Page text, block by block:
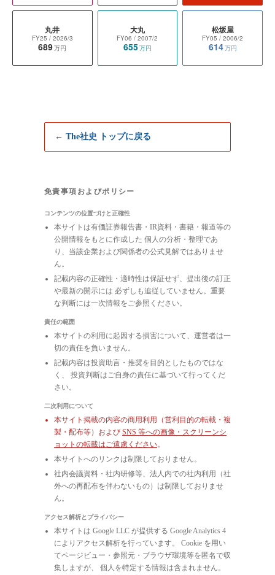
丸井
FY25 / 2026/3
689万円
大丸
FY06 / 2007/2
655万円
松坂屋
FY05 / 2006/2
614万円
← The社史 トップに戻る
免責事項およびポリシー
コンテンツの位置づけと正確性
本サイトは有価証券報告書・IR資料・書籍・報道等の
公開情報をもとに作成した 個人の分析・整理であ
り、当該企業および関係者の公式見解ではありませ
ん。
記載内容の正確性・適時性は保証せず、提出後の訂正
や最新の開示には 必ずしも追従していません。重要
な判断には一次情報をご参照ください。
責任の範囲
本サイトの利用に起因する損害について、運営者は一
切の責任を負いません。
記載内容は投資助言・推奨を目的としたものではな
く、 投資判断はご自身の責任に基づいて行ってくだ
さい。
二次利用について
本サイト掲載の内容の商用利用（営利目的の転載・複
製・配布等）および SNS 等への画像・スクリーンシ
ョットの転載はご遠慮ください。
本サイトへのリンクは制限しておりません。
社内会議資料・社内研修等、法人内での社内利用（社
外への再配布を伴わないもの）は制限しておりませ
ん。
アクセス解析とプライバシー
本サイトは Google LLC が提供する Google Analytics 4
によりアクセス解析を行っています。 Cookie を用い
てページビュー・参照元・ブラウザ環境等を匿名で収
集しますが、 個人を特定する情報は含まれません。